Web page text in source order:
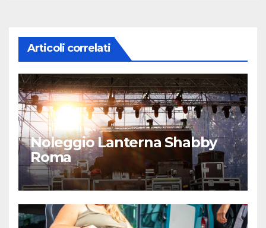
Articoli correlati
Noleggio Lanterna Shabby
Roma